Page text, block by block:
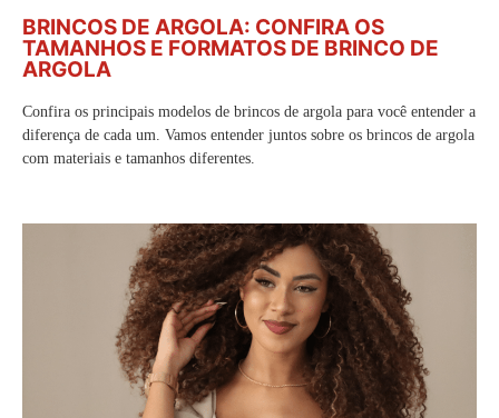
BRINCOS DE ARGOLA: CONFIRA OS
TAMANHOS E FORMATOS DE BRINCO DE
ARGOLA
Confira os principais modelos de brincos de argola para você entender a
diferença de cada um. Vamos entender juntos sobre os brincos de argola
com materiais e tamanhos diferentes.